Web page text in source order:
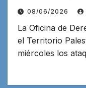
08/06/2026
La Oficina de
el Territorio
miércoles los